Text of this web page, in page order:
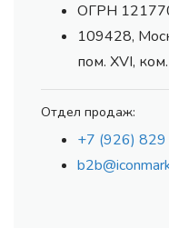
ОГРН
109428,
пом. XVI,
Отдел продаж:
+7 (926)